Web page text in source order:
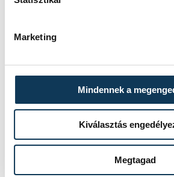
Marketing
Mindennek a
Kiválasztás
Megtagad
önbizalmat ad nekünk,
szurkolóink előtt
– nyomatékosította Fehér
Rossz hír, hogy a Nyírgyulaj
ellen egyaránt betaláló